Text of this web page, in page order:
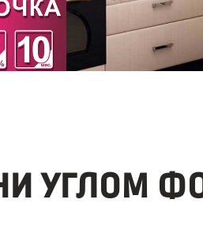
углом